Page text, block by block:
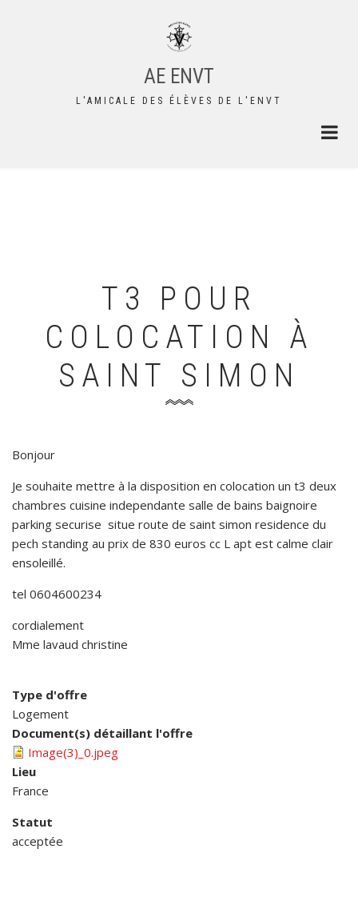
AE ENVT
L'AMICALE DES ÉLÈVES DE L'ENVT
T3 POUR
COLOCATION À
SAINT SIMON
Bonjour
Je souhaite mettre à la disposition en colocation un t3 deux
chambres cuisine independante salle de bains baignoire
parking securise situe route de saint simon residence du
pech standing au prix de 830 euros cc L apt est calme clair
ensoleillé.
tel 0604600234
cordialement
Mme lavaud christine
Type d'offre
Logement
Document(s) détaillant l'offre
Image(3)_0.jpeg
Lieu
France
Statut
acceptée